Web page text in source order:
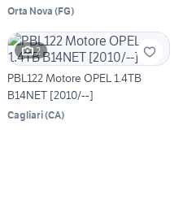
Orta Nova (FG)
2
PBL122 Motore OPEL 1.4TB
B14NET [2010/--]
Cagliari(CA)